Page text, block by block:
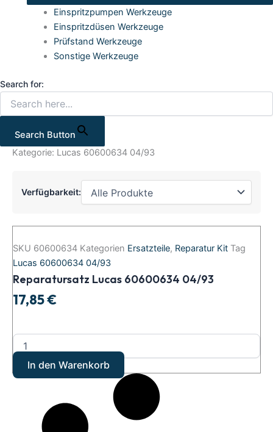
Einspritzpumpen Werkzeuge
Einspritzdüsen Werkzeuge
Prüfstand Werkzeuge
Sonstige Werkzeuge
Search for:
Search Button
Kategorie: Lucas 60600634 04/93
Verfügbarkeit:
SKU 60600634 Kategorien Ersatzteile, Reparatur Kit Tag
Lucas 60600634 04/93
Reparatursatz Lucas 60600634 04/93
17,85€
Lucas
04/93
Menge
In den Warenkorb